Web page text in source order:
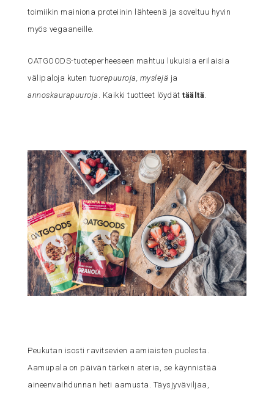
toimiikin mainiona proteiinin lähteenä ja soveltuu hyvin
myös vegaaneille.
OATGOODS-tuoteperheeseen mahtuu lukuisia erilaisia
välipaloja kuten tuorepuuroja, myslejä ja
annoskaurapuuroja
. Kaikki tuotteet löydättäältä
Peukutan isosti ravitsevien aamiaisten puolesta.
Aamupala on päivän tärkein ateria, se käynnistää
aineenvaihdunnan heti aamusta. Täysjyväviljaa,